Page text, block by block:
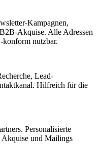
Kampagnen,
Akquise. Alle Adressen
nutzbar.
Lead-
Hilfreich für die
Personalisierte
Akquise und Mailings